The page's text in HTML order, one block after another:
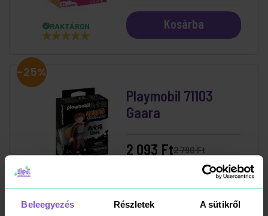
Beleegyezés Részletek A sütikről
RAKTÁRON Kosárba
-25%
Playmobil 71103
Gaara
2 790 Ft
2 093 Ft